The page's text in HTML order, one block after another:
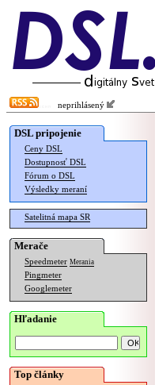
neprihlásený
DSL pripojenie
Ceny DSL
Dostupnosť DSL
Fórum o DSL
Výsledky meraní
Satelitná mapa SR
Merače
Speedmeter Merania
Pingmeter
Googlemeter
Hľadanie
Top články